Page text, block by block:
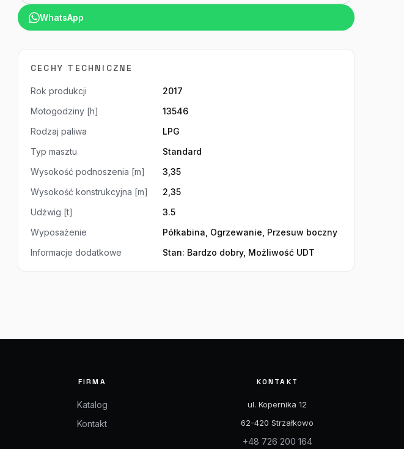
WhatsApp
CECHY TECHNICZNE
Rok produkcji
2017
Motogodziny [h]
13546
Rodzaj paliwa
LPG
Typ masztu
Standard
Wysokość podnoszenia [m]
3,35
Wysokość konstrukcyjna [m]
2,35
Udźwig [t]
3.5
Wyposażenie
Półkabina, Ogrzewanie, Przesuw boczny
Informacje dodatkowe
Stan: Bardzo dobry, Możliwość UDT
FIRMA
Katalog
Kontakt
KONTAKT
ul. Kopernika 12
62-420 Strzałkowo
+48 726 200 164